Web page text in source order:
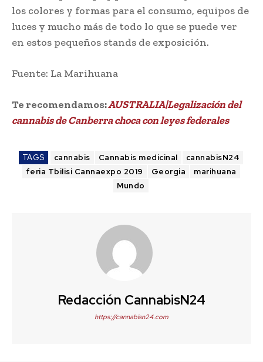
los colores y formas para el consumo, equipos de
luces y mucho más de todo lo que se puede ver
en estos pequeños stands de exposición.
Fuente: La Marihuana
Te recomendamos:AUSTRALIA|Legalización del
cannabis de Canberra choca con leyes federales
TAGS cannabis Cannabis medicinal
cannabisN24
feria Tbilisi Cannaexpo 2019
Georgia
marihuana
Mundo
Redacción CannabisN24
https://cannabisn24.com